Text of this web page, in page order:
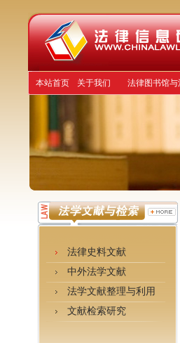
本站首页 关于我们 法律图书馆
法律史料文献
中外法学文献
法学文献整理与利用
文献检索研究